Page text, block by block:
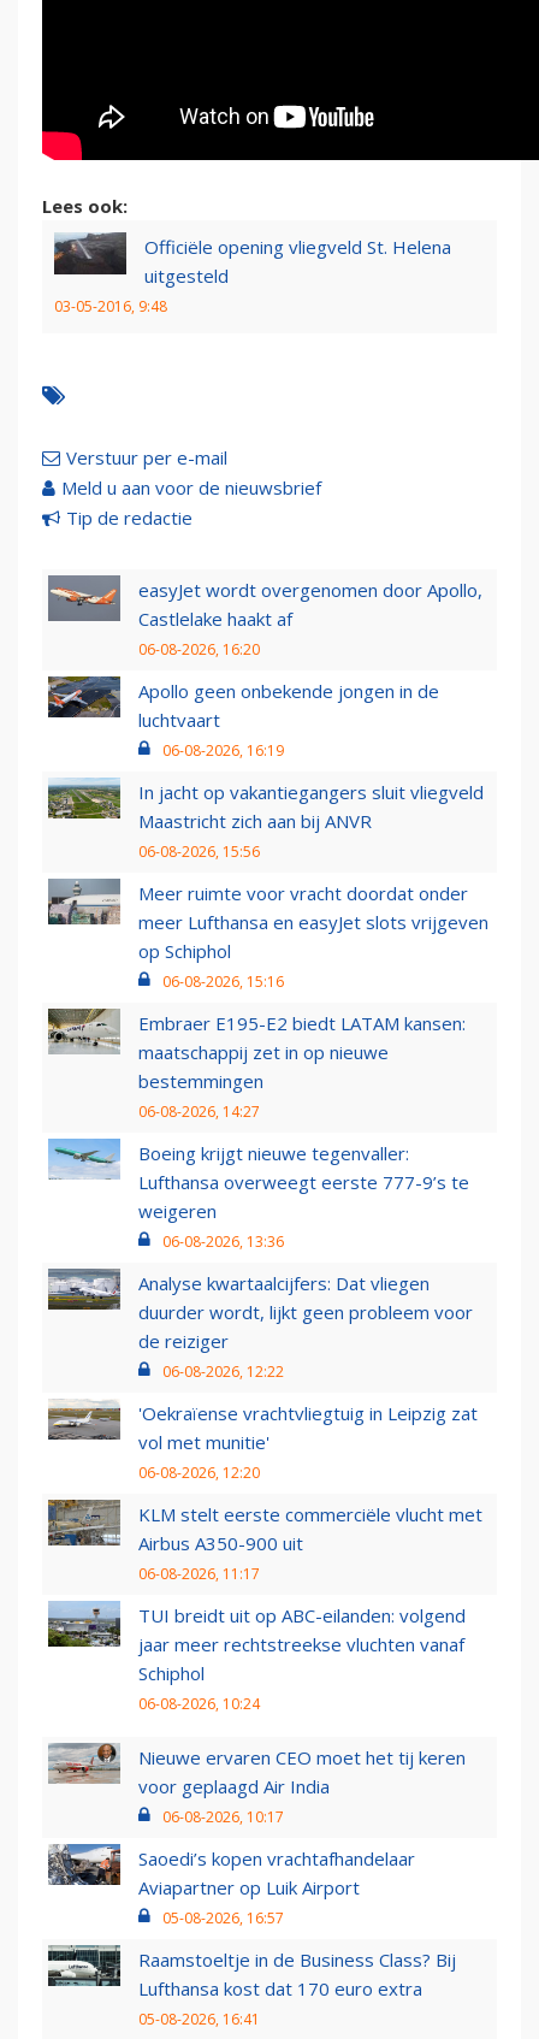
Lees ook:
Officiële opening vliegveld St. Helena
uitgesteld
03-05-2016, 9:48
Verstuur per e-mail
Meld u aan voor de nieuwsbrief
Tip de redactie
easyJet wordt overgenomen door Apollo,
Castlelake haakt af
06-08-2026, 16:20
Apollo geen onbekende jongen in de
luchtvaart
06-08-2026, 16:19
In jacht op vakantiegangers sluit vliegveld
Maastricht zich aan bij ANVR
06-08-2026, 15:56
Meer ruimte voor vracht doordat onder
meer Lufthansa en easyJet slots vrijgeven
op Schiphol
06-08-2026, 15:16
Embraer E195-E2 biedt LATAM kansen:
maatschappij zet in op nieuwe
bestemmingen
06-08-2026, 14:27
Boeing krijgt nieuwe tegenvaller:
Lufthansa overweegt eerste 777-9’s te
weigeren
06-08-2026, 13:36
Analyse kwartaalcijfers: Dat vliegen
duurder wordt, lijkt geen probleem voor
de reiziger
06-08-2026, 12:22
'Oekraïense vrachtvliegtuig in Leipzig zat
vol met munitie'
06-08-2026, 12:20
KLM stelt eerste commerciële vlucht met
Airbus A350-900 uit
06-08-2026, 11:17
TUI breidt uit op ABC-eilanden: volgend
jaar meer rechtstreekse vluchten vanaf
Schiphol
06-08-2026, 10:24
Nieuwe ervaren CEO moet het tij keren
voor geplaagd Air India
06-08-2026, 10:17
Saoedi’s kopen vrachtafhandelaar
Aviapartner op Luik Airport
05-08-2026, 16:57
Raamstoeltje in de Business Class? Bij
Lufthansa kost dat 170 euro extra
05-08-2026, 16:41